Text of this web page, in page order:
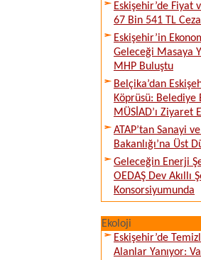
Eskişehir’de Fiyat
67 Bin 541 TL
Eskişehir’in
Geleceği Masaya
MHP Buluştu
Belçika’dan
Köprüsü: Belediye
MÜSİAD’ı Ziyaret
ATAP’tan Sanayi
Bakanlığı’na Üst
Geleceğin Enerji
OEDAŞ Dev Akıllı
Konsorsiyumunda
Ekoloji
Eskişehir’de
Alanlar Yanıyor: